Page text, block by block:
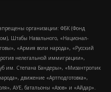
организации: ФБК (Фонд
Штабы Навального, «Национал-
«Армия воли народа», «Русский
нелегальной иммиграции»,
им. Степана Бандеры», «Мизантропик
движение «Артподготовка»,
АУЕ, батальоны «Азов» и «Айдар».